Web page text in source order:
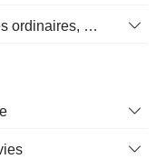
Revenu net pour les actionnaires ordinaires, hors éléments exceptionnelsRésultat net pour les actionnaires ordinaires, éléments exceptionnels exclus.